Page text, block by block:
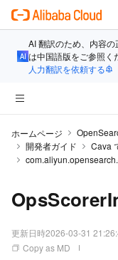
AI 翻訳のため、内容
は中国語版をご参照く
人力翻訳を依頼する
ホームページ
開発者ガイド
Cava
更新日時2026-03-31
Copy as MD